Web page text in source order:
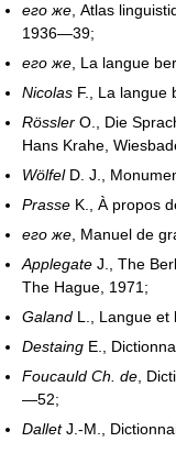
его же Atlas
1936—39;
его же La langue
Nicolas F., La langue
Rössler O., Die
Hans Krahe,
Wölfel D. J.,
Prasse K., À propos
его же Manuel de
Applegate J., The
The Hague, 1971;
Galand L., Langue et
Destaing E.,
Foucauld Ch. de ,
—52;
DalletJ.-M.,